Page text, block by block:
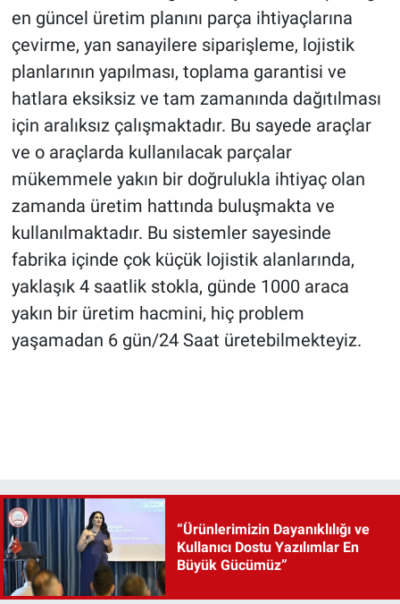
en güncel üretim planını parça ihtiyaçlarına
çevirme, yan sanayilere siparişleme, lojistik
planlarının yapılması, toplama garantisi ve
hatlara eksiksiz ve tam zamanında dağıtılması
için aralıksız çalışmaktadır. Bu sayede araçlar
ve o araçlarda kullanılacak parçalar
mükemmele yakın bir doğrulukla ihtiyaç olan
zamanda üretim hattında buluşmakta ve
kullanılmaktadır. Bu sistemler sayesinde
fabrika içinde çok küçük lojistik alanlarında,
yaklaşık 4 saatlik stokla, günde 1000 araca
yakın bir üretim hacmini, hiç problem
yaşamadan 6 gün/24 Saat üretebilmekteyiz.
“Ürünlerimizin Dayanıklılığı ve
Kullanıcı Dostu Yazılımlar En
Büyük Gücümüz”